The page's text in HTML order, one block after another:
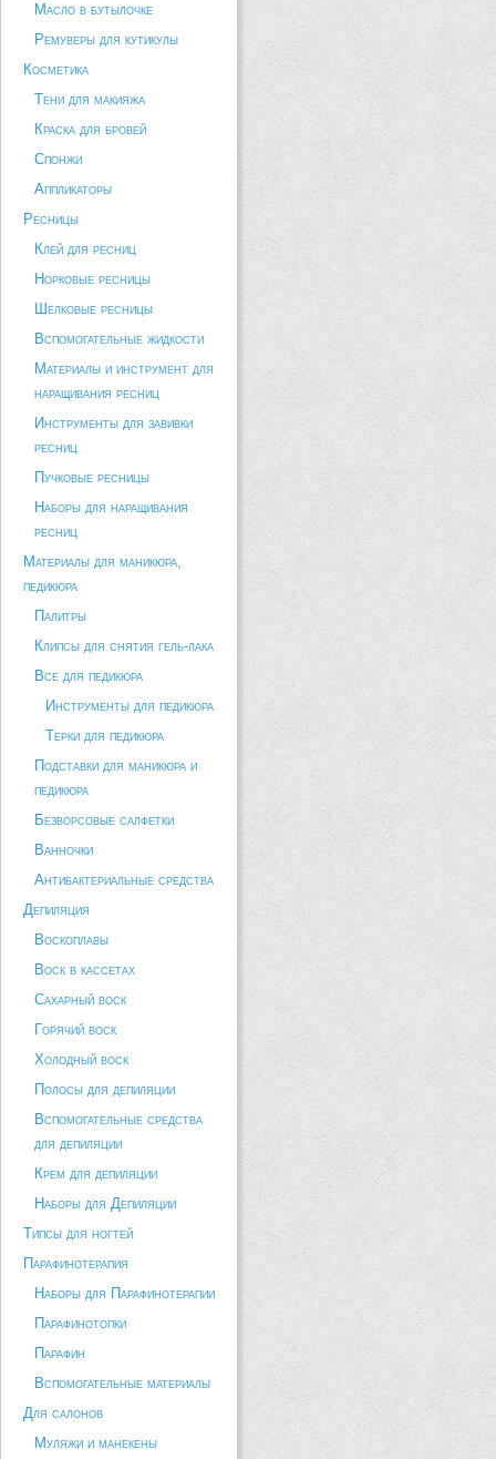
Масло в бутылочке
Ремуверы для кутикулы
Косметика
Тени для макияжа
Краска для бровей
Спонжи
Аппликаторы
Ресницы
Клей для ресниц
Норковые ресницы
Шелковые ресницы
Вспомогательные жидкости
Материалы и инструмент для
наращивания ресниц
Инструменты для завивки
ресниц
Пучковые ресницы
Наборы для наращивания
ресниц
Материалы для маникюра,
педикюра
Палитры
Клипсы для снятия гель-лака
Все для педикюра
Инструменты для педикюра
Терки для педикюра
Подставки для маникюра и
педикюра
Безворсовые салфетки
Ванночки
Антибактериальные средства
Депиляция
Воскоплавы
Воск в кассетах
Сахарный воск
Горячий воск
Холодный воск
Полосы для депиляции
Вспомогательные средства
для депиляции
Крем для депиляции
Наборы для Депиляции
Типсы для ногтей
Парафинотерапия
Наборы для Парафинотерапии
Парафинотопки
Парафин
Вспомогательные материалы
Для салонов
Муляжи и манекены